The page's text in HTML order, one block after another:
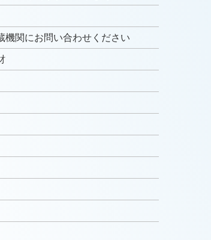
機関にお問い合わせください